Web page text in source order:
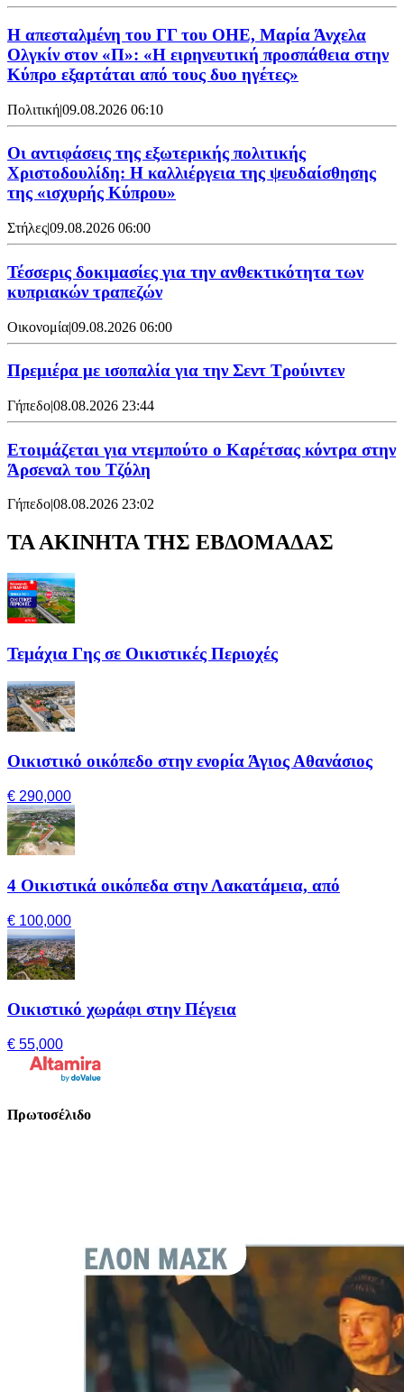
Η απεσταλμένη του ΓΓ του ΟΗΕ, Μαρία Άνχελα
Ολγκίν στον «Π»: «Η ειρηνευτική προσπάθεια στην
Κύπρο εξαρτάται από τους δυο ηγέτες»
Πολιτική|09.08.2026 06:10
Οι αντιφάσεις της εξωτερικής πολιτικής
Χριστοδουλίδη: Η καλλιέργεια της ψευδαίσθησης
της «ισχυρής Κύπρου»
Στήλες|09.08.2026 06:00
Τέσσερις δοκιμασίες για την ανθεκτικότητα των
κυπριακών τραπεζών
Οικονομία|09.08.2026 06:00
Πρεμιέρα με ισοπαλία για την Σεντ Τρούιντεν
Γήπεδο|08.08.2026 23:44
Ετοιμάζεται για ντεμπούτο ο Καρέτσας κόντρα στην
Άρσεναλ του Τζόλη
Γήπεδο|08.08.2026 23:02
ΤΑ ΑΚΙΝΗΤΑ ΤΗΣ ΕΒΔΟΜΑΔΑΣ
Τεμάχια Γης σε Οικιστικές Περιοχές
Οικιστικό οικόπεδο στην ενορία Άγιος Αθανάσιος
€ 290,000
4 Οικιστικά οικόπεδα στην Λακατάμεια, από
€ 100,000
Οικιστικό χωράφι στην Πέγεια
€ 55,000
Πρωτοσέλιδο